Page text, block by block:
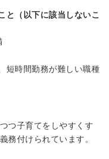
（以下に該当しないこ
短時間勤務が難しい職種
つ子育てをしやすくす
務付けられています。